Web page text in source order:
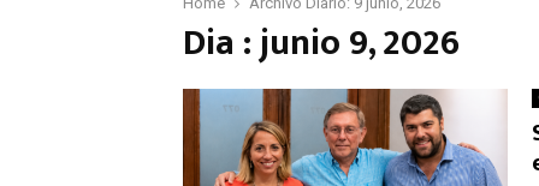
Dia : junio 9, 2026